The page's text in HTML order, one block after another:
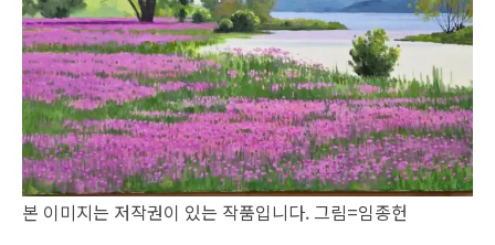
본 이미지는 저작권이 있는 작품입니다. 그림=임종헌